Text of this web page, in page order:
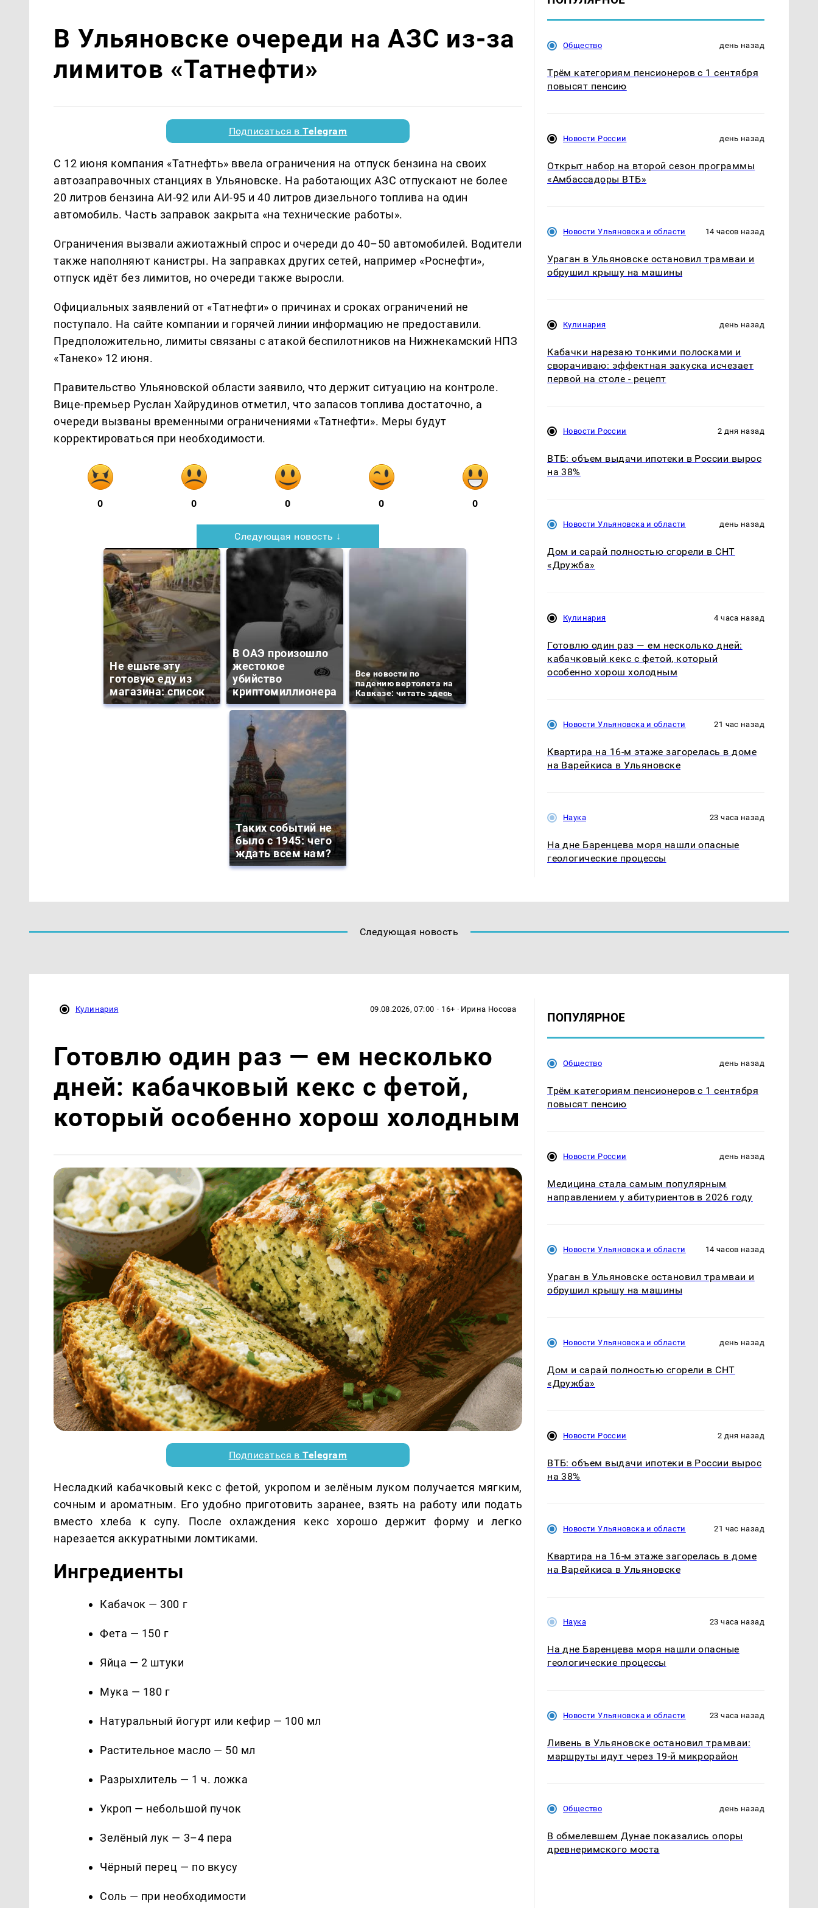
В Ульяновске очереди на АЗС из-за
лимитов «Татнефти»
Подписаться вTelegram
С 12 июня компания «Татнефть» ввела ограничения на отпуск бензина на своих
автозаправочных станциях в Ульяновске. На работающих АЗС отпускают не более
20 литров бензина АИ-92 или АИ-95 и 40 литров дизельного топлива на один
автомобиль. Часть заправок закрыта «на технические работы».
Ограничения вызвали ажиотажный спрос и очереди до 40–50 автомобилей. Водители
также наполняют канистры. На заправках других сетей, например «Роснефти»,
отпуск идёт без лимитов, но очереди также выросли.
Официальных заявлений от «Татнефти» о причинах и сроках ограничений не
поступало. На сайте компании и горячей линии информацию не предоставили.
Предположительно, лимиты связаны с атакой беспилотников на Нижнекамский НПЗ
«Танеко» 12 июня.
Правительство Ульяновской области заявило, что держит ситуацию на контроле.
Вице-премьер Руслан Хайрудинов отметил, что запасов топлива достаточно, а
очереди вызваны временными ограничениями «Татнефти». Меры будут
корректироваться при необходимости.
0 0 0 0 0
Следующая новость ↓
Не ешьте эту
готовую еду из
магазина: список
В ОАЭ произошло
жестокое
убийство
криптомиллионера
Все новости по
падению вертолета на
Кавказе: читать здесь
Таких событий не
было с 1945: чего
ждать всем нам?
Общество день назад
Трём категориям пенсионеров с 1 сентября
повысят пенсию
Новости России день назад
Открыт набор на второй сезон программы
«Амбассадоры ВТБ»
Новости Ульяновска и области 14 часов назад
Ураган в Ульяновске остановил трамваи и
обрушил крышу на машины
Кулинария день назад
Кабачки нарезаю тонкими полосками и
сворачиваю: эффектная закуска исчезает
первой на столе - рецепт
Новости России 2 дня назад
ВТБ: объем выдачи ипотеки в России вырос
на 38%
Новости Ульяновска и области день назад
Дом и сарай полностью сгорели в СНТ
«Дружба»
Кулинария 4 часа назад
Готовлю один раз — ем несколько дней:
кабачковый кекс с фетой, который
особенно хорош холодным
Новости Ульяновска и области 21 час назад
Квартира на 16-м этаже загорелась в доме
на Варейкиса в Ульяновске
Наука 23 часа назад
На дне Баренцева моря нашли опасные
геологические процессы
Следующая новость
Кулинария 09.08.2026, 07:00 · 16+ · Ирина Носова
Готовлю один раз — ем несколько
дней: кабачковый кекс с фетой,
который особенно хорош холодным
Подписаться вTelegram
Несладкий кабачковый кекс с фетой, укропом и зелёным луком получается мягким,
сочным и ароматным. Его удобно приготовить заранее, взять на работу или подать
вместо хлеба к супу. После охлаждения кекс хорошо держит форму и легко
нарезается аккуратными ломтиками.
Ингредиенты
Кабачок — 300 г
Фета — 150 г
Яйца — 2 штуки
Мука — 180 г
Натуральный йогурт или кефир — 100 мл
Растительное масло — 50 мл
Разрыхлитель — 1 ч. ложка
Укроп — небольшой пучок
Зелёный лук — 3–4 пера
Чёрный перец — по вкусу
Соль — при необходимости
ПОПУЛЯРНОЕ
Общество день назад
Трём категориям пенсионеров с 1 сентября
повысят пенсию
Новости России день назад
Медицина стала самым популярным
направлением у абитуриентов в 2026 году
Новости Ульяновска и области 14 часов назад
Ураган в Ульяновске остановил трамваи и
обрушил крышу на машины
Новости Ульяновска и области день назад
Дом и сарай полностью сгорели в СНТ
«Дружба»
Новости России 2 дня назад
ВТБ: объем выдачи ипотеки в России вырос
на 38%
Новости Ульяновска и области 21 час назад
Квартира на 16-м этаже загорелась в доме
на Варейкиса в Ульяновске
Наука 23 часа назад
На дне Баренцева моря нашли опасные
геологические процессы
Новости Ульяновска и области 23 часа назад
Ливень в Ульяновске остановил трамваи:
маршруты идут через 19-й микрорайон
Общество день назад
В обмелевшем Дунае показались опоры
древнеримского моста